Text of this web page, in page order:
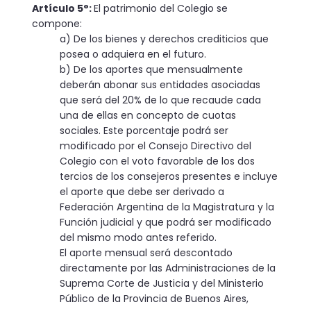
Artículo 5°:El patrimonio del Colegio se
compone:
a) De los bienes y derechos crediticios que
posea o adquiera en el futuro.
b) De los aportes que mensualmente
deberán abonar sus en­tidades asociadas
que será del 20% de lo que recaude cada
una de ellas en concepto de cuotas
sociales. Este porcentaje podrá ser
modificado por el Consejo Directivo del
Colegio con el voto favo­rable de los dos
tercios de los consejeros presentes e incluye
el aporte que debe ser derivado a
Federación Argentina de la Magistratura y la
Función judicial y que podrá ser modificado
del mismo modo antes referido.
El aporte mensual será descontado
directamente por las Administraciones de la
Suprema Corte de Justicia y del Ministerio
Público de la Provincia de Buenos Aires,